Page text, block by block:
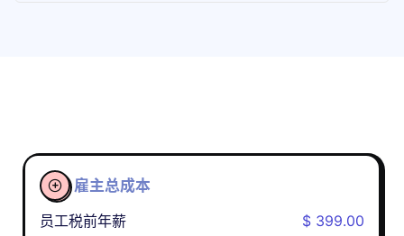

雇主总成本
员工税前年薪
$ 399.00